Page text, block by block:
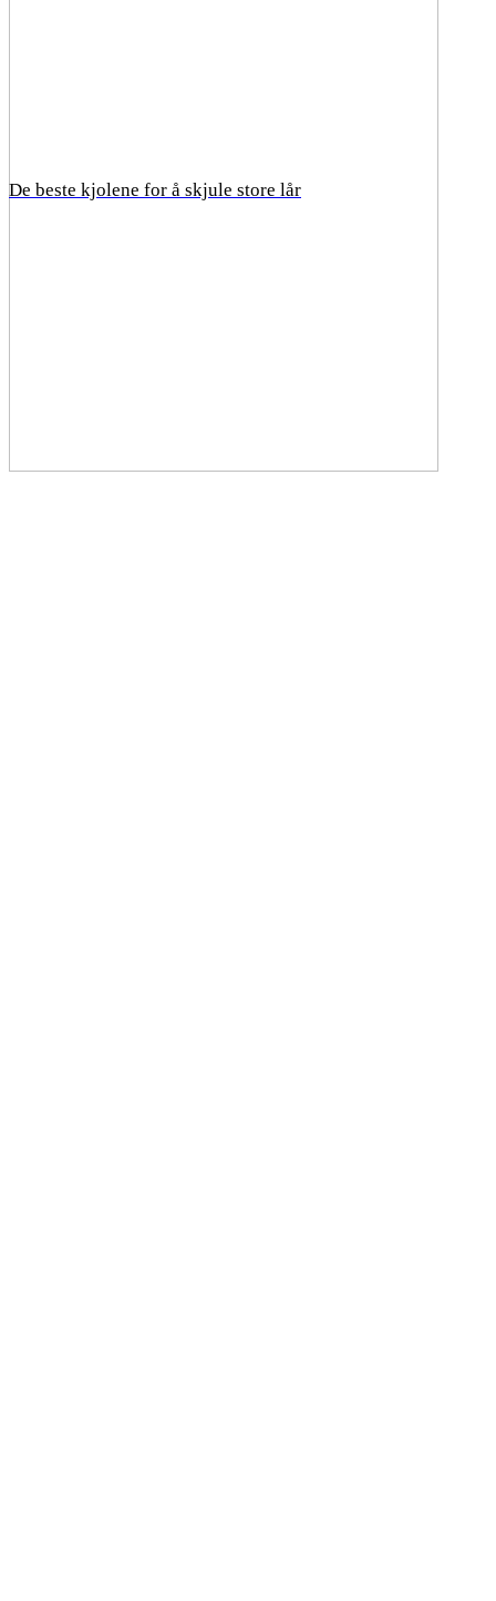
De beste kjolene for å skjule store lår